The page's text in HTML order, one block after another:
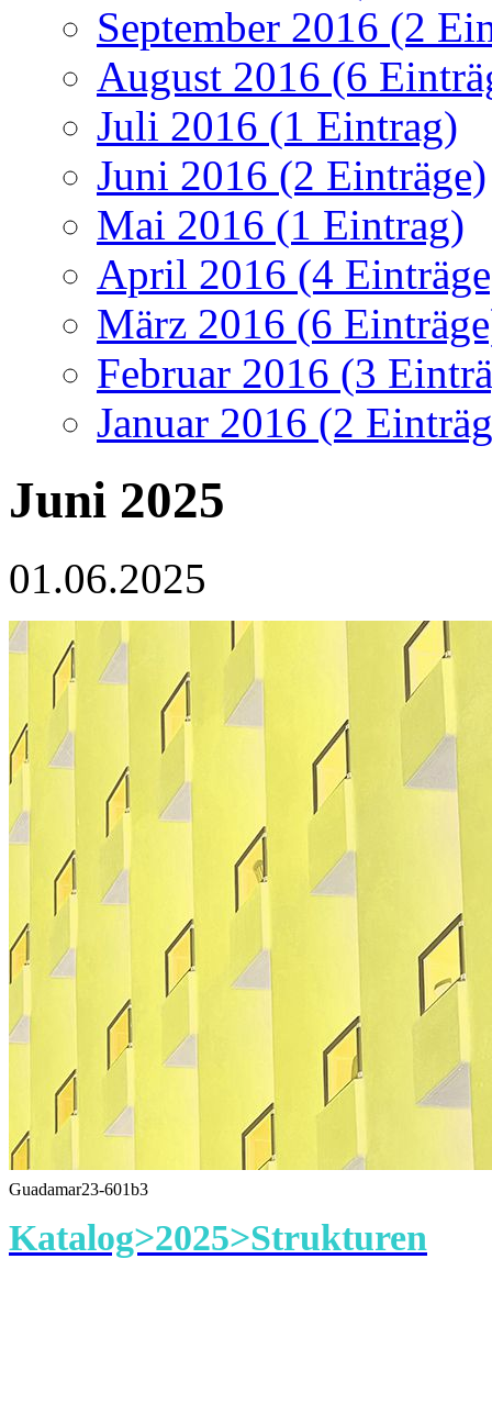
September 2016 (2
August 2016 (6
Juli 2016 (1 Eintrag)
Juni 2016 (2 Einträge)
Mai 2016 (1 Eintrag)
April 2016 (4
März 2016 (6
Februar 2016 (3
Januar 2016 (2
Juni 2025
01.06.2025
Guadamar23-601b3
Katalog>2025>Strukturen